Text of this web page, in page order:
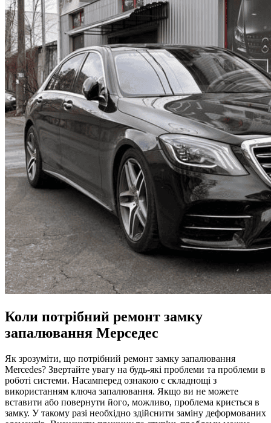
Коли потрібний ремонт замку
запалювання Мерседес
Як зрозуміти, що потрібний ремонт замку запалювання
Mercedes? Звертайте увагу на будь-які проблеми та проблеми в
роботі системи. Насамперед ознакою є складнощі з
використанням ключа запалювання. Якщо ви не можете
вставити або повернути його, можливо, проблема криється в
замку. У такому разі необхідно здійснити заміну деформованих